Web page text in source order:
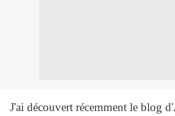
J'ai découvert récemment le blog